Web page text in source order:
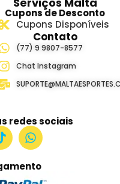
Cupons de Desconto
Cupons Disponíveis
Contato
(77) 9 9807-8577
Chat Instagram
redes sociais